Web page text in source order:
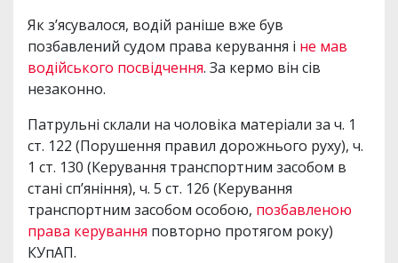
Як з’ясувалося, водій раніше вже був
позбавлений судом права керування і не мав
водійського посвідчення. За кермо він сів
незаконно.
Патрульні склали на чоловіка матеріали за ч. 1
ст. 122 (Порушення правил дорожнього руху), ч.
1 ст. 130 (Керування транспортним засобом в
стані сп’яніння), ч. 5 ст. 126 (Керування
транспортним засобом особою, позбавленою
права керування повторно протягом року)
КУпАП.